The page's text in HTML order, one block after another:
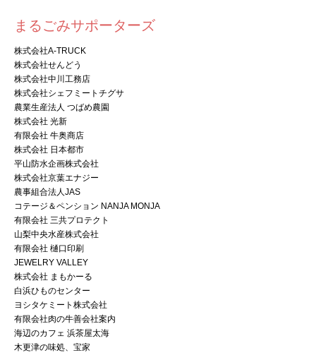
まるごみサポーターズ
株式会社A-TRUCK
株式会社せんどう
株式会社中川工務店
株式会社シェフミートチグサ
農業生産法人 つばめ農園
株式会社 光新
有限会社 牛奥商店
株式会社 日本都市
平山防水企画株式会社
株式会社京葉エナジー
農事組合法人JAS
コテージ＆ペンション NANJA MONJA
有限会社 三共プロテクト
山梨中央水産株式会社
有限会社 樋口印刷
JEWELRY VALLEY
株式会社 まもかーる
白浜ひものセンター
ヨシタケミート株式会社
有限会社肉の牛善会社案内
海辺のカフェ 浜茶屋太海
木更津の味処、宝家